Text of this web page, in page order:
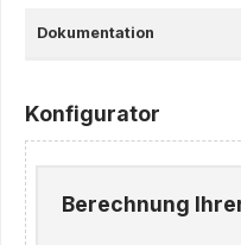
Dokumentation
Konfigurator
Berechnung